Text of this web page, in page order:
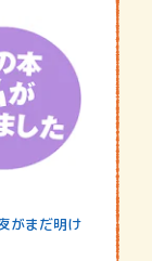
がまだ明け